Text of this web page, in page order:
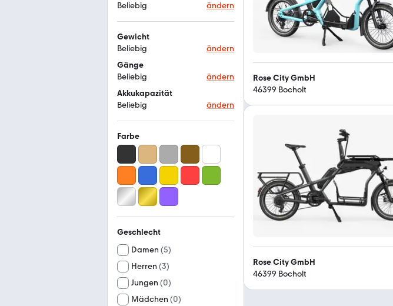
Beliebig
ändern
Gewicht
Beliebig
ändern
Gänge
Beliebig
ändern
Akkukapazität
Beliebig
ändern
Farbe
Geschlecht
Damen (5)
Herren (3)
Jungen (0)
Mädchen (0)
Rose City GmbH
46399 Bocholt
Rose City GmbH
46399 Bocholt